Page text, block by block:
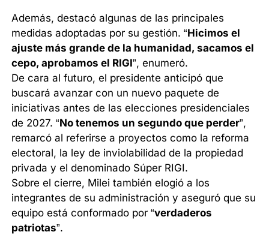
Además, destacó algunas de las principales
medidas adoptadas por su gestión. “Hicimos el
ajuste más grande de la humanidad, sacamos el
cepo, aprobamos el RIGI”, enumeró.
De cara al futuro, el presidente anticipó que
buscará avanzar con un nuevo paquete de
iniciativas antes de las elecciones presidenciales
de 2027. “No tenemos un segundo que perder”,
remarcó al referirse a proyectos como la reforma
electoral, la ley de inviolabilidad de la propiedad
privada y el denominado Súper RIGI.
Sobre el cierre, Milei también elogió a los
integrantes de su administración y aseguró que su
equipo está conformado por “verdaderos
patriotas”.